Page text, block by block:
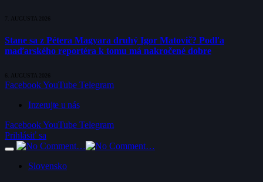
7. AUGUSTA 2026
Stane sa z Pétera Magyara druhý Igor Matovič? Podľa
maďarského reportéra k tomu má nakročené dobre
6. AUGUSTA 2026
FacebookYouTube Telegram
Inzerujte u nás
FacebookYouTube Telegram
Prihlásiť sa
Slovensko